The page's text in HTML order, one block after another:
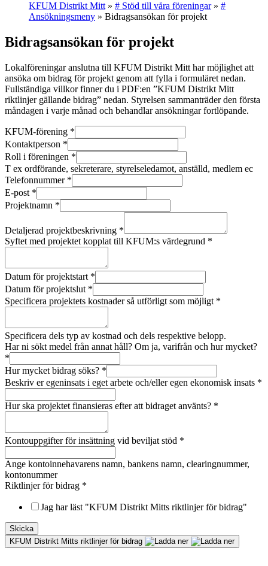
KFUM Distrikt Mitt » # Stöd till våra föreningar» #
Ansökningsmeny » Bidragsansökan för projekt
Bidragsansökan för projekt
Lokalföreningar anslutna till KFUM Distrikt Mitt har möjlighet att
ansöka om bidrag för projekt genom att fylla i formuläret nedan.
Fullständiga villkor finner du i PDF:en ”KFUM Distrikt Mitt
riktlinjer gällande bidrag” nedan. Styrelsen sammanträder den första
måndagen i varje månad och behandlar ansökningar fortlöpande.
KFUM-förening *
Kontaktperson *
Roll i föreningen *
T ex ordförande, sekreterare, styrelseledamot, anställd, medlem ec
Telefonnummer *
E-post *
Projektnamn *
Detaljerad projektbeskrivning *
Syftet med projektet kopplat till KFUM:s värdegrund *
Datum för projektstart *
Datum för projektslut *
Specificera projektets kostnader så utförligt som möjligt *
Specificera dels typ av kostnad och dels respektive belopp.
Har ni sökt medel från annat håll? Om ja, varifrån och hur mycket?
*
Hur mycket bidrag söks? *
Beskriv er egeninsats i eget arbete och/eller egen ekonomisk insats *
Hur ska projektet finansieras efter att bidraget använts? *
Kontouppgifter för insättning vid beviljat stöd *
Ange kontoinnehavarens namn, bankens namn, clearingnummer,
kontonummer
Riktlinjer för bidrag *
Jag har läst "KFUM Distrikt Mitts riktlinjer för bidrag"
Skicka
KFUM Distrikt Mitts riktlinjer för bidrag